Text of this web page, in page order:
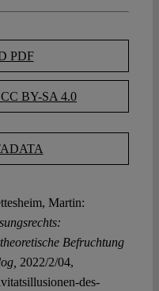
PDF
BY-SA 4.0
Martin:
Befruchtung
2022/2/04,
des-